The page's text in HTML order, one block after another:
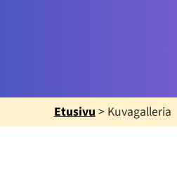
Etusivu> Kuvagalleria